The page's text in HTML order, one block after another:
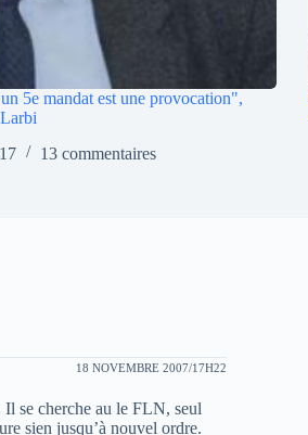
5e mandat est une provocation",
13 commentaires
18 NOVEMBRE 2007/17H22
se cherche au le FLN, seul
sien jusqu’à nouvel ordre.